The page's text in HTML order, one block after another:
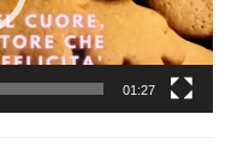
01:27